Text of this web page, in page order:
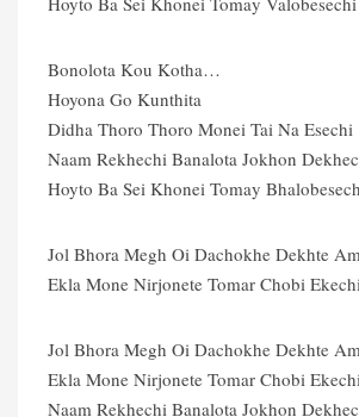
Bonolota Kou Kotha…
Hoyona Go Kunthita
Didha Thoro Thoro Monei Tai Na Esechi
Naam Rekhechi Banalota Jokhon
Hoyto Ba Sei Khonei Tomay
Jol Bhora Megh Oi Dachokhe Dekhte
Ekla Mone Nirjonete Tomar Chobi
Jol Bhora Megh Oi Dachokhe Dekhte
Ekla Mone Nirjonete Tomar Chobi
Naam Rekhechi Banalota Jokhon